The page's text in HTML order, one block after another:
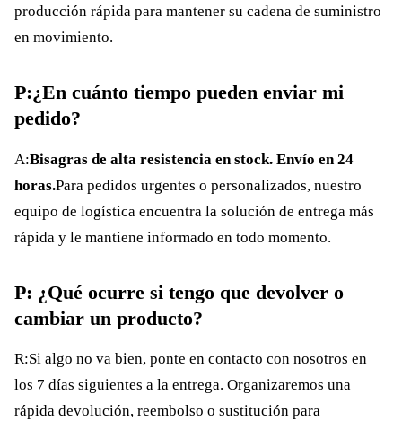
producción rápida para mantener su cadena de suministro
en movimiento.
P:¿En cuánto tiempo pueden enviar mi
pedido?
A:Bisagras de alta resistencia en stock. Envío en 24
horas.Para pedidos urgentes o personalizados, nuestro
equipo de logística encuentra la solución de entrega más
rápida y le mantiene informado en todo momento.
P: ¿Qué ocurre si tengo que devolver o
cambiar un producto?
R:Si algo no va bien, ponte en contacto con nosotros en
los 7 días siguientes a la entrega. Organizaremos una
rápida devolución, reembolso o sustitución para